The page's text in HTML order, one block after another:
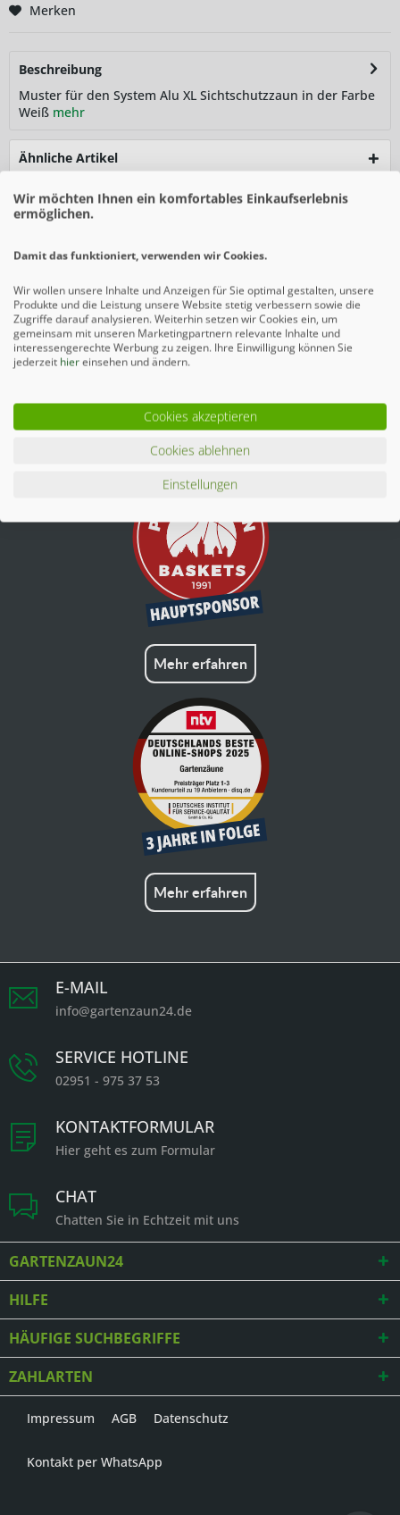
Merken
Beschreibung
Muster für den System Alu XL Sichtschutzzaun in der Farbe
Weiß mehr
Ähnliche Artikel
Mehr erfahren
Mehr erfahren
Mehr erfahren
E-MAIL
info@gartenzaun24.de
SERVICE HOTLINE
02951 - 975 37 53
KONTAKTFORMULAR
Hier geht es zum Formular
CHAT
Chatten Sie in Echtzeit mit uns
GARTENZAUN24
HILFE
HÄUFIGE SUCHBEGRIFFE
ZAHLARTEN
Impressum AGB Datenschutz
Kontakt per WhatsApp
Wir möchten Ihnen ein komfortables Einkaufserlebnis
ermöglichen.
Damit das funktioniert, verwenden wir Cookies.
Wir wollen unsere Inhalte und Anzeigen für Sie optimal gestalten, unsere
Produkte und die Leistung unsere Website stetig verbessern sowie die
Zugriffe darauf analysieren. Weiterhin setzen wir Cookies ein, um
gemeinsam mit unseren Marketingpartnern relevante Inhalte und
interessengerechte Werbung zu zeigen. Ihre Einwilligung können Sie
jederzeit hiereinsehen und ändern.
Cookies akzeptieren
Cookies ablehnen
Einstellungen